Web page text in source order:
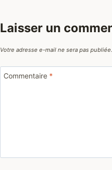
Laisser un
Votre adresse e-mail ne sera pas publiée.
Commentaire *